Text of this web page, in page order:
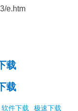
e.htm
载
载
软件下载 极速下载